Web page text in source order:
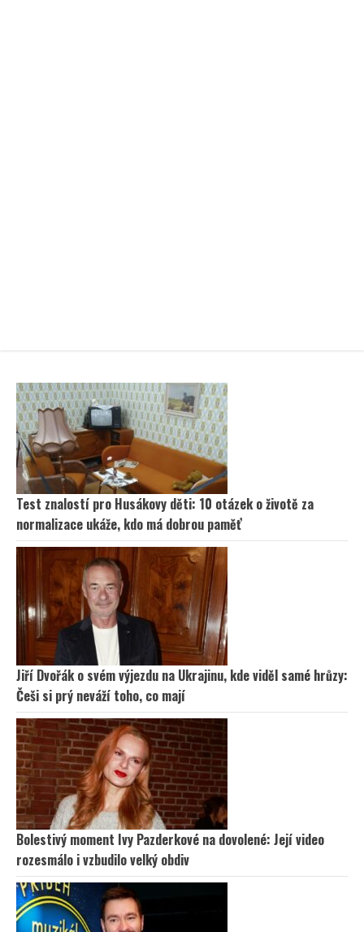
Test znalostí pro Husákovy děti: 10 otázek o životě za
normalizace ukáže, kdo má dobrou paměť
Jiří Dvořák o svém výjezdu na Ukrajinu, kde viděl samé hrůzy:
Češi si prý neváží toho, co mají
Bolestivý moment Ivy Pazderkové na dovolené: Její video
rozesmálo i vzbudilo velký obdiv